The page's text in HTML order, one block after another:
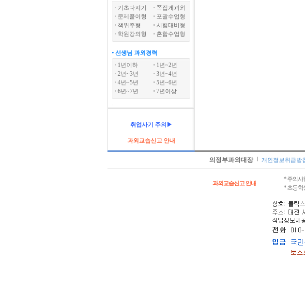
기초다지기
쪽집게과외
문제풀이형
포괄수업형
책위주형
시험대비형
학원강의형
혼합수업형
• 선생님 과외경력
1년이하
1년~2년
2년~3년
3년~4년
4년~5년
5년~6년
6년~7년
7년이상
취업사기 주의▶
과외교습신고 안내
의정부과외대장 개인정보취급방
과외교습신고 안내
* 주의사
* 초등학